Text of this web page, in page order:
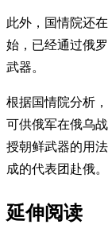
此外，国情院还
始，已经通过俄
武器。
根据国情院分析
可供俄军在俄乌
授朝鲜武器的用
成的代表团赴俄。
延伸阅读